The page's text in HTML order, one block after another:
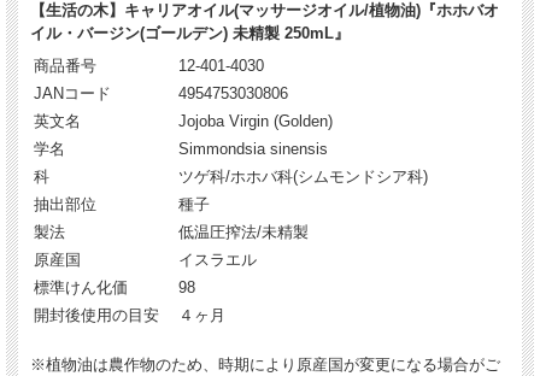
【生活の木】キャリアオイル(マッサージオイル/植物油)『ホホバオ
イル・バージン(ゴールデン) 未精製 250mL』
商品番号
12-401-4030
JANコード
4954753030806
英文名
Jojoba Virgin (Golden)
学名
Simmondsia sinensis
科
ツゲ科/ホホバ科(シムモンドシア科)
抽出部位
種子
製法
低温圧搾法/未精製
原産国
イスラエル
標準けん化価
98
開封後使用の目安
４ヶ月
※植物油は農作物のため、時期により原産国が変更になる場合がご